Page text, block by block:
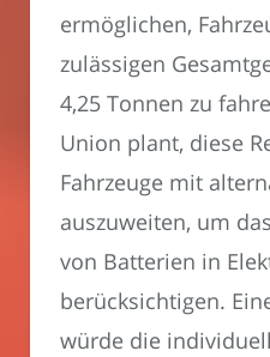
ermöglichen,
zulässigen
4,25 Tonnen zu
Union plant, diese
Fahrzeuge mit
auszuweiten, um
von Batterien in
berücksichtigen.
würde die